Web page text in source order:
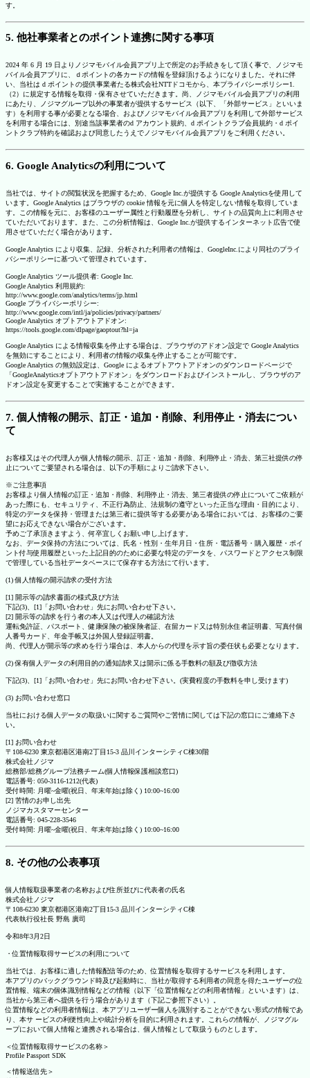
す。
5. 他社事業者とのポイント連携に関する事項
2024 年 6 月 19 日よりノジマモバイル会員アプリ上で所定のお手続きをして頂く事で、ノジマモ
バイル会員アプリに、ｄポイントの各カードの情報を登録頂けるようになりました。それに伴
い、当社は d ポイントの提供事業者たる株式会社NTTドコモから、本プライバシーポリシー1.
（2）に規定する情報を取得・保有させていただきます。尚、ノジマモバイル会員アプリの利用
にあたり、ノジマグループ以外の事業者が提供するサービス（以下、「外部サービス」といいま
す）を利用する事が必要となる場合、およびノジマモバイル会員アプリを利用して外部サービス
を利用する場合には、別途当該事業者のd アカウント規約、d ポイントクラブ会員規約・d ポイ
ントクラブ特約を確認および同意したうえでノジマモバイル会員アプリをご利用ください。
6. Google Analyticsの利用について
当社では、サイトの閲覧状況を把握するため、Google Inc.が提供する Google Analyticsを使用して
います。Google Analytics はブラウザの cookie 情報を元に個人を特定しない情報を取得していま
す。この情報を元に、お客様のユーザー属性と行動履歴を分析し、サイトの品質向上に利用させ
ていただいております。また、この分析情報は、Google Inc.が提供するインターネット広告で使
用させていただく場合があります。
Google Analytics により収集、記録、分析された利用者の情報は、GoogleInc.により同社のプライ
バシーポリシーに基づいて管理されています。
Google Analytics ツール提供者: Google Inc.
Google Analytics 利用規約:
http://www.google.com/analytics/terms/jp.html
Google プライバシーポリシー:
http://www.google.com/intl/ja/policies/privacy/partners/
Google Analytics オプトアウトアドオン:
https://tools.google.com/dlpage/gaoptout?hl=ja
Google Analytics による情報収集を停止する場合は、ブラウザのアドオン設定で Google Analytics
を無効にすることにより、利用者の情報の収集を停止することが可能です。
Google Analytics の無効設定は、Google によるオプトアウトアドオンのダウンロードページで
「GoogleAnalyticsオプトアウトアドオン」をダウンロードおよびインストールし、ブラウザのア
ドオン設定を変更することで実施することができます。
7. 個人情報の開示、訂正・追加・削除、利用停止・消去につい
て
お客様又はその代理人が個人情報の開示、訂正・追加・削除、利用停止・消去、第三社提供の停
止についてご要望される場合は、以下の手順によりご請求下さい。
※ご注意事項
お客様より個人情報の訂正・追加・削除、利用停止・消去、第三者提供の停止についてご依頼が
あった際にも、セキュリティ、不正行為防止、法規制の遵守といった正当な理由・目的により、
特定のデータを保持・管理または第三者に提供等する必要がある場合においては、お客様のご要
望にお応えできない場合がございます。
予めご了承頂きますよう、何卒宜しくお願い申し上げます。
なお、データ保持の方法については、氏名・性別・生年月日・住所・電話番号・購入履歴・ポイ
ント付与使用履歴といった上記目的のために必要な特定のデータを、パスワードとアクセス制限
で管理している当社データベースにて保存する方法にて行います。
(1) 個人情報の開示請求の受付方法
[1] 開示等の請求書面の様式及び方法
下記(3)、[1]「お問い合わせ」先にお問い合わせ下さい。
[2] 開示等の請求を行う者の本人又は代理人の確認方法
運転免許証、パスポート、健康保険の被保険者証、在留カード又は特別永住者証明書、写真付個
人番号カード、年金手帳又は外国人登録証明書。
尚、代理人が開示等の求めを行う場合は、本人からの代理を示す旨の委任状も必要となります。
(2) 保有個人データの利用目的の通知請求又は開示に係る手数料の額及び徴収方法
下記(3)、[1]「お問い合わせ」先にお問い合わせ下さい。(実費程度の手数料を申し受けます)
(3) お問い合わせ窓口
当社における個人データの取扱いに関するご質問やご苦情に関しては下記の窓口にご連絡下さ
い。
[1] お問い合わせ
〒108-6230 東京都港区港南2丁目15-3 品川インターシティC棟30階
株式会社ノジマ
総務部/総務グループ法務チーム(個人情報保護相談窓口)
電話番号: 050-3116-1212(代表)
受付時間: 月曜~金曜(祝日、年末年始は除く) 10:00~16:00
[2] 苦情のお申し出先
ノジマカスタマーセンター
電話番号: 045-228-3546
受付時間: 月曜~金曜(祝日、年末年始は除く) 10:00~16:00
8. その他の公表事項
個人情報取扱事業者の名称および住所並びに代表者の氏名
株式会社ノジマ
〒108-6230 東京都港区港南2丁目15-3 品川インターシティC棟
代表執行役社長 野島 廣司
令和8年3月2日
・位置情報取得サービスの利用について
当社では、お客様に適した情報配信等のため、位置情報を取得するサービスを利用します。
本アプリのバックグラウンド時及び起動時に、当社が取得する利用者の同意を得たユーザーの位
置情報、端末の個体識別情報などの情報（以下「位置情報などの利用者情報」といいます）は、
当社から第三者へ提供を行う場合があります（下記ご参照下さい）。
位置情報などの利用者情報は、本アプリユーザー個人を識別することができない形式の情報であ
り、本サ ービスの利便性向上や統計分析を目的に利用されます。これらの情報が、ノジマグル
ープにおいて個人情報と連携される場合は、個人情報として取扱うものとします。
＜位置情報取得サービスの名称＞
Profile Passport SDK
＜情報送信先＞